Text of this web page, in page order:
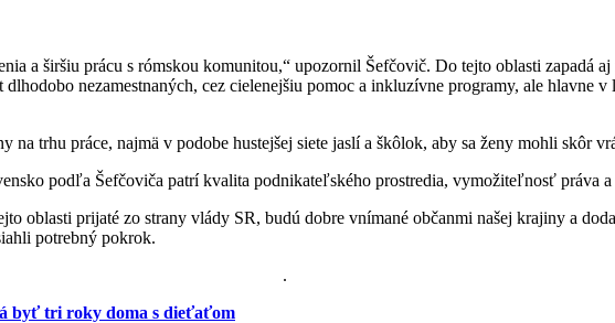
a širšiu prácu s rómskou komunitou,“ upozornil Šefčovič. Do tejto oblasti zapadá
nezamestnaných, cez cielenejšiu pomoc a inkluzívne programy, ale hlavne
trhu práce, najmä v podobe hustejšej siete jaslí a škôlok, aby sa ženy mohli skôr
podľa Šefčoviča patrí kvalita podnikateľského prostredia, vymožiteľnosť práva
oblasti prijaté zo strany vlády SR, budú dobre vnímané občanmi našej krajiny a
potrebný pokrok.
.
byť tri roky doma s dieťaťom